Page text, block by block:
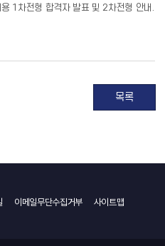
1차전형 합격자 발표 및 2차전형 안내.
목록
이메일무단수집거부 사이트맵